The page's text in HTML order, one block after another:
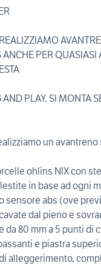
ANCHE PER
PLAY. SI MONTA
un avantreno
ohlins NIX con
in base ad ogni
sensore abs (ove
dal pieno e
da 80 mm a 5 punti di
e piastra
alleggerimento,